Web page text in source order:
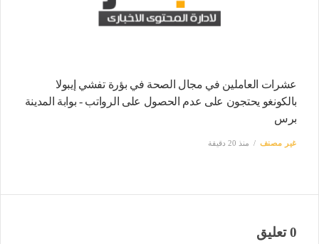
عشرات العاملين في مجال الصحة في بؤرة تفشي إيبولا
بالكونغو يحتجون على عدم الحصول على الرواتب - بوابة المدينة
برس
غير مصنف منذ 20 دقيقة
0 تعليق